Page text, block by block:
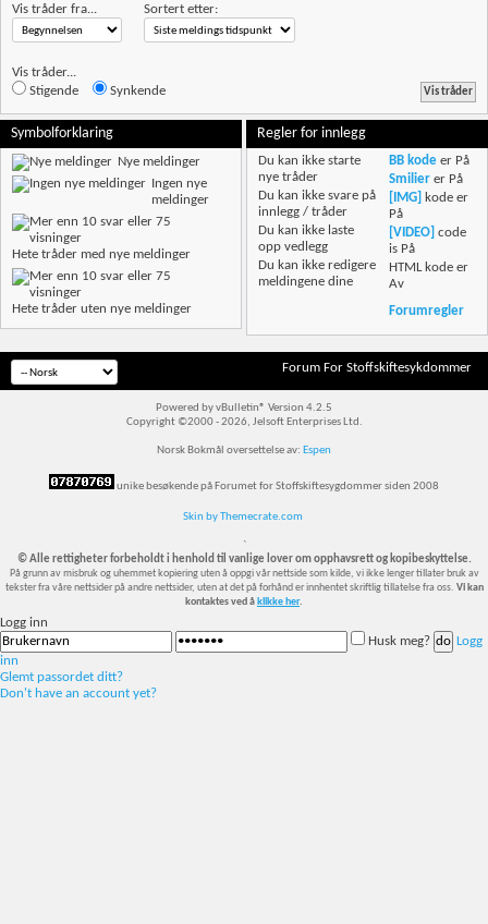
Vis tråder fra... Sortert etter:
Vis tråder...
Stigende
Synkende
Symbolforklaring
Nye meldinger
Ingen nye
meldinger
Hete tråder med nye meldinger
Hete tråder uten nye meldinger
Regler for innlegg
Du kan ikke starte
nye tråder
Du kan ikke svare på
innlegg / tråder
Du kan ikke laste
opp vedlegg
Du kan ikke redigere
meldingene dine
BB kode er På
Smilier er På
[IMG] kode er
På
[VIDEO] code
is På
HTML kode er
Av
Forumregler
Forum For Stoffskiftesykdommer
Powered by vBulletin® Version 4.2.5
Copyright ©2000 - 2026, Jelsoft Enterprises Ltd.
Norsk Bokmål oversettelse av: Espen
unike besøkende på Forumet for Stoffskiftesygdommer siden 2008
Skin by Themecrate.com
`
© Alle rettigheter forbeholdt i henhold til vanlige lover om opphavsrett og kopibeskyttelse.
På grunn av misbruk og uhemmet kopiering uten å oppgi vår nettside som kilde, vi ikke lenger tillater bruk av
tekster fra våre nettsider på andre nettsider, uten at det på forhånd er innhentet skriftlig tillatelse fra oss. Vi kan
kontaktes ved å klikke her.
Logg inn
Husk meg?
Logg
inn
Glemt passordet ditt?
Don't have an account yet?